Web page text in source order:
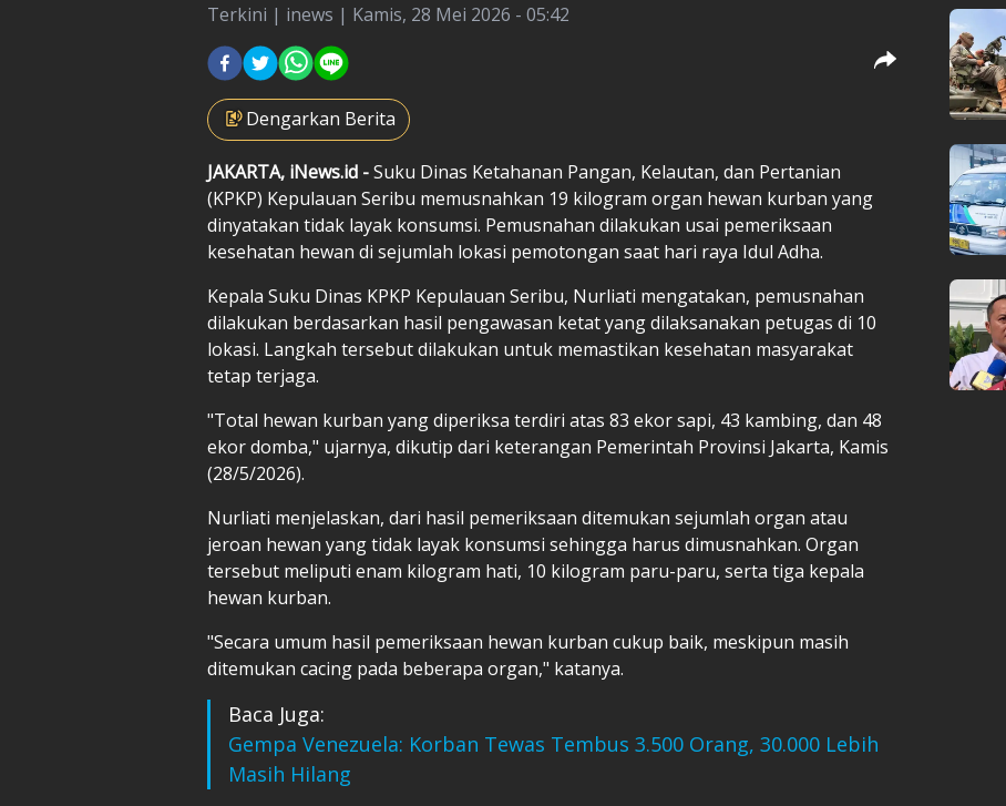
Terkini | inews | Kamis, 28 Mei 2026 - 05:42
Dengarkan Berita
JAKARTA, iNews.id -Suku Dinas Ketahanan Pangan, Kelautan, dan Pertanian
(KPKP) Kepulauan Seribu memusnahkan 19 kilogram organ hewan kurban yang
dinyatakan tidak layak konsumsi. Pemusnahan dilakukan usai pemeriksaan
kesehatan hewan di sejumlah lokasi pemotongan saat hari raya Idul Adha.
Kepala Suku Dinas KPKP Kepulauan Seribu, Nurliati mengatakan, pemusnahan
dilakukan berdasarkan hasil pengawasan ketat yang dilaksanakan petugas di 10
lokasi. Langkah tersebut dilakukan untuk memastikan kesehatan masyarakat
tetap terjaga.
"Total hewan kurban yang diperiksa terdiri atas 83 ekor sapi, 43 kambing, dan 48
ekor domba," ujarnya, dikutip dari keterangan Pemerintah Provinsi Jakarta, Kamis
(28/5/2026).
Nurliati menjelaskan, dari hasil pemeriksaan ditemukan sejumlah organ atau
jeroan hewan yang tidak layak konsumsi sehingga harus dimusnahkan. Organ
tersebut meliputi enam kilogram hati, 10 kilogram paru-paru, serta tiga kepala
hewan kurban.
"Secara umum hasil pemeriksaan hewan kurban cukup baik, meskipun masih
ditemukan cacing pada beberapa organ," katanya.
Baca Juga:
Gempa Venezuela: Korban Tewas Tembus 3.500 Orang, 30.000 Lebih
Masih Hilang